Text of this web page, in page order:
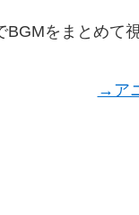
BGMをまとめて
→ア